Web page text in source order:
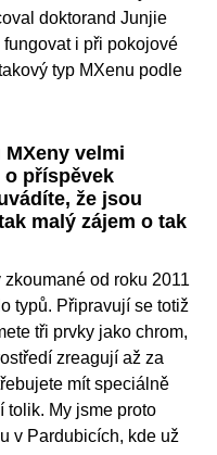
doktorand Junjie
i při pokojové
typ MXenu podle
velmi
o příspěvek
že jsou
malý zájem o tak
od roku 2011
typů. Připravují se totiž
tři prvky jako chrom,
zreagují až za
mít speciálně
tolik. My jsme proto
v Pardubicích, kde už